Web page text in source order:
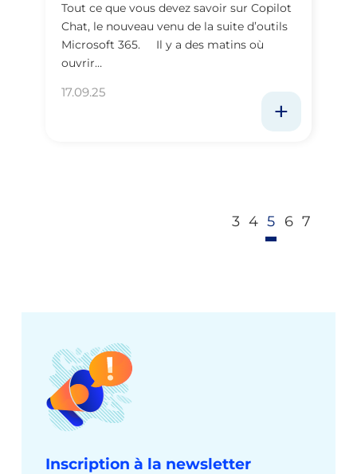
Tout ce que vous devez savoir sur Copilot
Chat, le nouveau venu de la suite d’outils
Microsoft 365. Il y a des matins où
ouvrir…
17.09.25
3 4 5 6 7
Inscription à la newsletter